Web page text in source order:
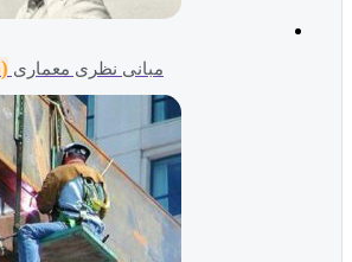
مبانی نظری معماری (136)